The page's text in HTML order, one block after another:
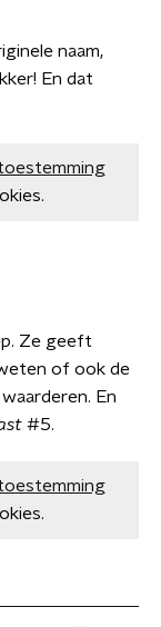
naam,
En dat
Ze geeft
of ook de
En
#5.